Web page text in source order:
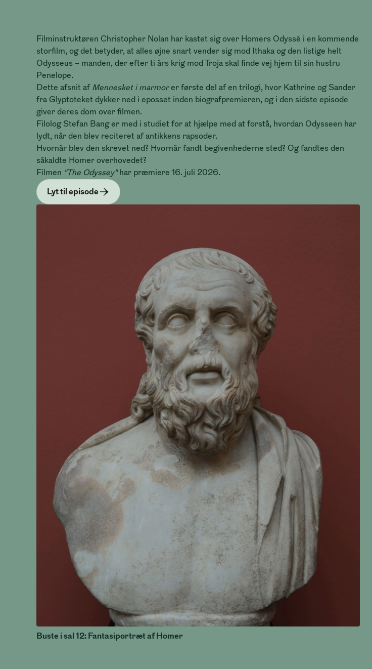
Filminstruktøren Christopher Nolan har kastet sig over Homers Odyssé i en kommende
storfilm, og det betyder, at alles øjne snart vender sig mod Ithaka og den listige helt
Odysseus – manden, der efter ti års krig mod Troja skal finde vej hjem til sin hustru
Penelope.
Dette afsnit af Mennesket i marmorer første del af en trilogi, hvor Kathrine og Sander
fra Glyptoteket dykker ned i eposset inden biografpremieren, og i den sidste episode
giver deres dom over filmen.
Filolog Stefan Bang er med i studiet for at hjælpe med at forstå, hvordan Odysseen har
lydt, når den blev reciteret af antikkens rapsoder.
Hvornår blev den skrevet ned? Hvornår fandt begivenhederne sted? Og fandtes den
såkaldte Homer overhovedet?
Filmen "The Odyssey"har præmiere 16. juli 2026.
Lyt til episode
Buste i sal 12: Fantasiportræt af Homer